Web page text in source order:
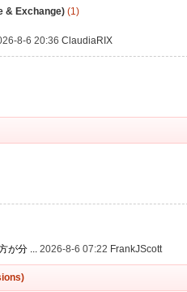
& Exchange)(1)
8-6 20:36 ClaudiaRIX
が分 ... 2026-8-6 07:22 FrankJScott